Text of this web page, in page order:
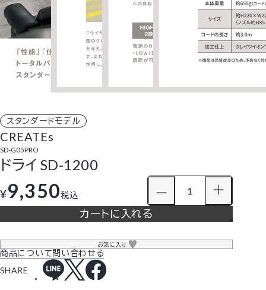
スタンダードモデル
CREATEs
SD-G05PRO
ドライ SD-1200
¥9,350税込
カートに入れる
お気に入り
商品について問い合わせる
SHARE